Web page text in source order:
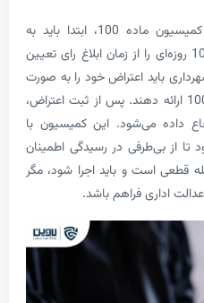
برای شروع فرآیند شکایت از رای کمیسیون ماده 100، ابتدا باید به
مهلت 10 روزه‌ای را از زمان ابلاغ رای تعیین
خود را به صورت
ماده 100 ارائه دهند. پس از ثبت اعتراض،
این کمیسیون با
در رسیدگی اطمینان
باید اجرا شود، مگر
باشد.